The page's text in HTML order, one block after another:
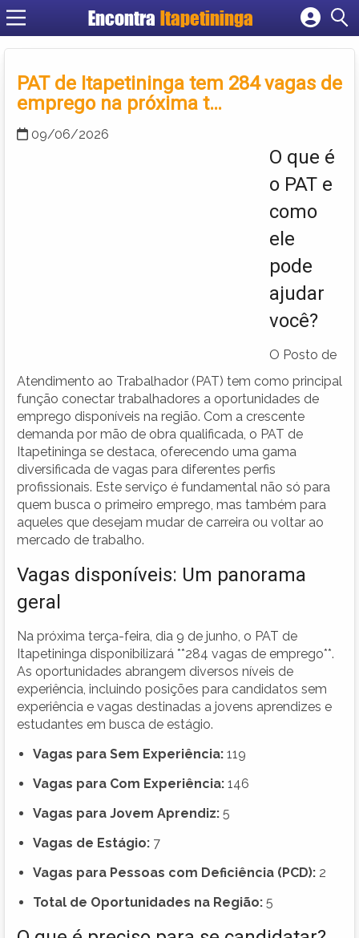
Encontra Itapetininga
Cadastrar empresa
Criar conta
PAT de Itapetininga tem 284 vagas de
emprego na próxima t…
09/06/2026
O que é
o PAT e
como
ele
pode
ajudar
você?
O Posto de
Atendimento ao Trabalhador (PAT) tem como principal
função conectar trabalhadores a oportunidades de
emprego disponíveis na região. Com a crescente
demanda por mão de obra qualificada, o PAT de
Itapetininga se destaca, oferecendo uma gama
diversificada de vagas para diferentes perfis
profissionais. Este serviço é fundamental não só para
quem busca o primeiro emprego, mas também para
aqueles que desejam mudar de carreira ou voltar ao
mercado de trabalho.
Vagas disponíveis: Um panorama
geral
Na próxima terça-feira, dia 9 de junho, o PAT de
Itapetininga disponibilizará **284 vagas de emprego**.
As oportunidades abrangem diversos níveis de
experiência, incluindo posições para candidatos sem
experiência e vagas destinadas a jovens aprendizes e
estudantes em busca de estágio.
Vagas para Sem Experiência: 119
Vagas para Com Experiência: 146
Vagas para Jovem Aprendiz: 5
Vagas de Estágio: 7
Vagas para Pessoas com Deficiência (PCD): 2
Total de Oportunidades na Região: 5